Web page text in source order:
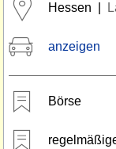
Hessen |
anzeigen
Börse